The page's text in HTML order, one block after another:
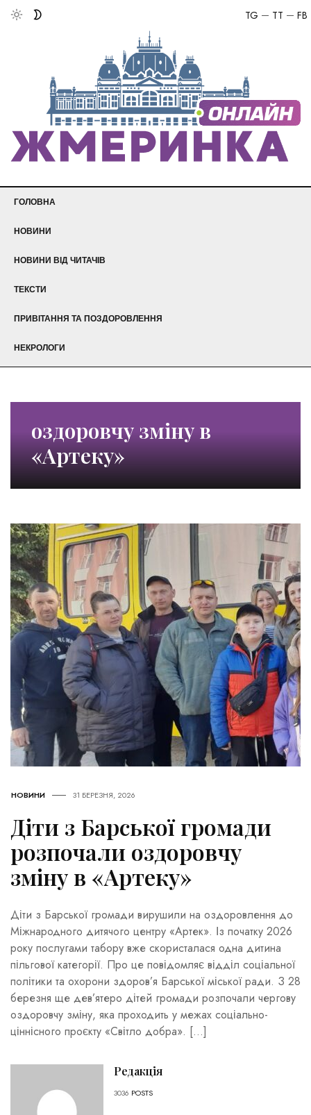
FB
TT
TG
ГОЛОВНА
НОВИНИ
НОВИНИ ВІД ЧИТАЧІВ
ТЕКСТИ
ПРИВІТАННЯ ТА ПОЗДОРОВЛЕННЯ
НЕКРОЛОГИ
оздоровчу зміну в
«Артеку»
НОВИНИ 31 БЕРЕЗНЯ, 2026
Діти з Барської громади
розпочали оздоровчу
зміну в «Артеку»
Діти з Барської громади вирушили на оздоровлення до
Міжнародного дитячого центру «Артек». Із початку 2026
року послугами табору вже скористалася одна дитина
пільгової категорії. Про це повідомляє відділ соціальної
політики та охорони здоров’я Барської міської ради. З 28
березня ще дев’ятеро дітей громади розпочали чергову
оздоровчу зміну, яка проходить у межах соціально-
ціннісного проєкту «Світло добра». […]
Редакція
3036 POSTS